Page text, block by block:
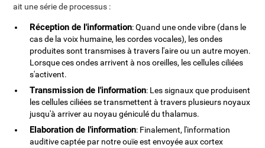
ait une série de processus :
Réception de l'information: Quand une onde vibre (dans le
cas de la voix humaine, les cordes vocales), les ondes
produites sont transmises à travers l'aire ou un autre moyen.
Lorsque ces ondes arrivent à nos oreilles, les cellules ciliées
s'activent.
Transmission de l'information: Les signaux que produisent
les cellules ciliées se transmettent à travers plusieurs noyaux
jusqu'à arriver au noyau géniculé du thalamus.
Elaboration de l'information: Finalement, l'information
auditive captée par notre ouïe est envoyée aux cortex